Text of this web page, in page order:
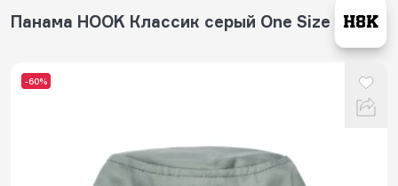
-60%
Панама HOOK Классик серый One Size